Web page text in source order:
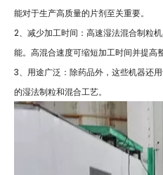
能对于生产高质量的片剂至关重要。
2、减少加工时间：高速湿法混合制粒
能。高混合速度可缩短加工时间并提高
3、用途广泛：除药品外，这些机器还
的湿法制粒和混合工艺。